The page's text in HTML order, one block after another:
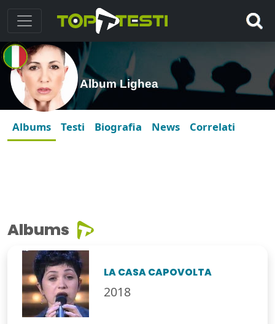
Album Lighea
Albums Testi Biografia News Correlati
Albums
LA CASA CAPOVOLTA
2018